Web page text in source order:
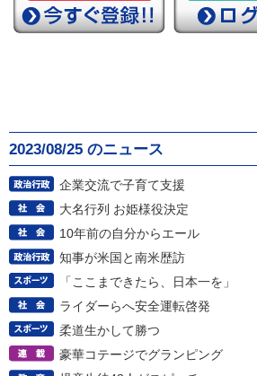
2023/08/25 のニュース
企業交流で子育て支援
大名行列 お姫様役決定
10年前の自分からエール
知事が米国と南米歴訪
「ここまできたら、日本一を」
ライダーらへ安全運転啓発
柔道生かして勝つ
豪華コテージでグランピング